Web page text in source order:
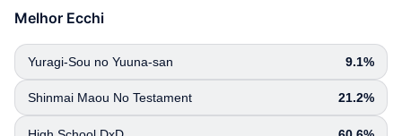
Melhor Ecchi
Yuragi-Sou no Yuuna-san 9.1%
Shinmai Maou No Testament 21.2%